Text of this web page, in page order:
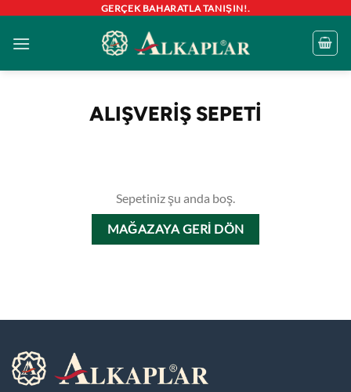
GERÇEK BAHARATLA TANIŞIN!.
ALIŞVERIŞ SEPETI
Sepetiniz şu anda boş.
MAĞAZAYA GERI DÖN